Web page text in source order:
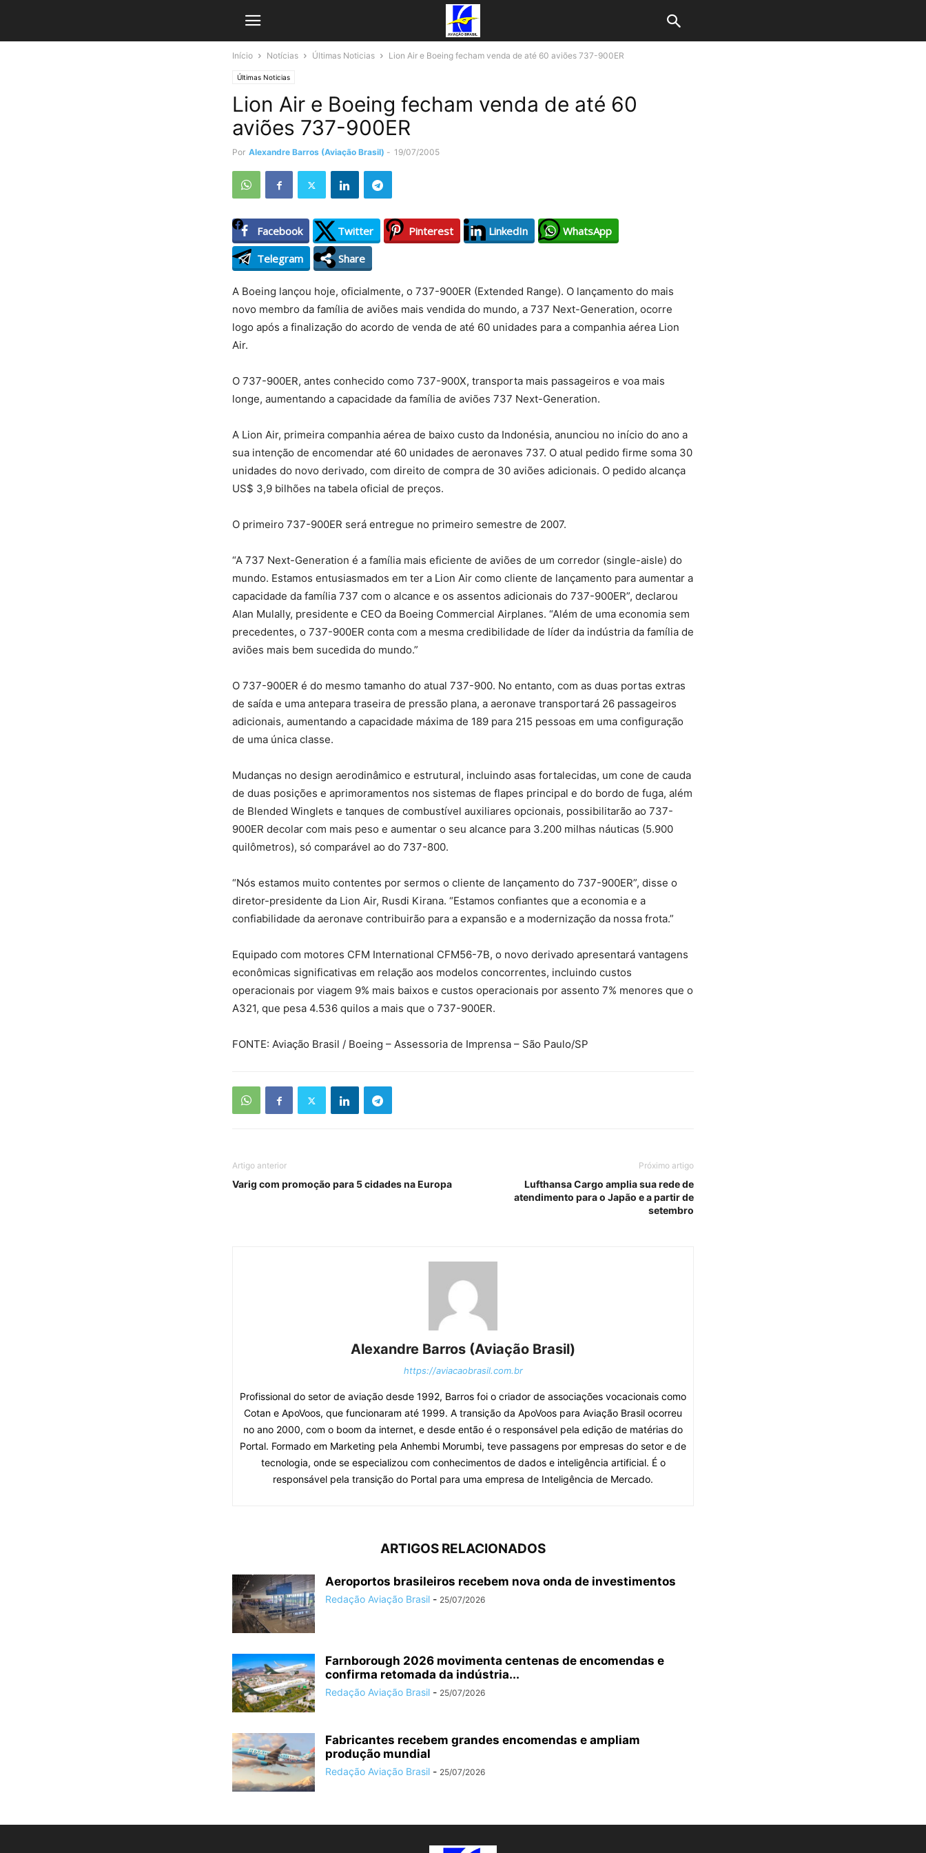
Início Notícias Últimas Noticias Lion Air e Boeing fecham venda de até 60 aviões 737-900ER
Últimas Noticias
Lion Air e Boeing fecham venda de até 60
aviões 737-900ER
Por Alexandre Barros (Aviação Brasil) - 19/07/2005
Facebook Twitter Pinterest LinkedIn
WhatsApp
Telegram
Share
A Boeing lançou hoje, oficialmente, o 737-900ER (Extended Range). O lançamento do mais
novo membro da família de aviões mais vendida do mundo, a 737 Next-Generation, ocorre
logo após a finalização do acordo de venda de até 60 unidades para a companhia aérea Lion
Air.
O 737-900ER, antes conhecido como 737-900X, transporta mais passageiros e voa mais
longe, aumentando a capacidade da família de aviões 737 Next-Generation.
A Lion Air, primeira companhia aérea de baixo custo da Indonésia, anunciou no início do ano a
sua intenção de encomendar até 60 unidades de aeronaves 737. O atual pedido firme soma 30
unidades do novo derivado, com direito de compra de 30 aviões adicionais. O pedido alcança
US$ 3,9 bilhões na tabela oficial de preços.
O primeiro 737-900ER será entregue no primeiro semestre de 2007.
“A 737 Next-Generation é a família mais eficiente de aviões de um corredor (single-aisle) do
mundo. Estamos entusiasmados em ter a Lion Air como cliente de lançamento para aumentar a
capacidade da família 737 com o alcance e os assentos adicionais do 737-900ER”, declarou
Alan Mulally, presidente e CEO da Boeing Commercial Airplanes. “Além de uma economia sem
precedentes, o 737-900ER conta com a mesma credibilidade de líder da indústria da família de
aviões mais bem sucedida do mundo.”
O 737-900ER é do mesmo tamanho do atual 737-900. No entanto, com as duas portas extras
de saída e uma antepara traseira de pressão plana, a aeronave transportará 26 passageiros
adicionais, aumentando a capacidade máxima de 189 para 215 pessoas em uma configuração
de uma única classe.
Mudanças no design aerodinâmico e estrutural, incluindo asas fortalecidas, um cone de cauda
de duas posições e aprimoramentos nos sistemas de flapes principal e do bordo de fuga, além
de Blended Winglets e tanques de combustível auxiliares opcionais, possibilitarão ao 737-
900ER decolar com mais peso e aumentar o seu alcance para 3.200 milhas náuticas (5.900
quilômetros), só comparável ao do 737-800.
“Nós estamos muito contentes por sermos o cliente de lançamento do 737-900ER”, disse o
diretor-presidente da Lion Air, Rusdi Kirana. “Estamos confiantes que a economia e a
confiabilidade da aeronave contribuirão para a expansão e a modernização da nossa frota.”
Equipado com motores CFM International CFM56-7B, o novo derivado apresentará vantagens
econômicas significativas em relação aos modelos concorrentes, incluindo custos
operacionais por viagem 9% mais baixos e custos operacionais por assento 7% menores que o
A321, que pesa 4.536 quilos a mais que o 737-900ER.
FONTE: Aviação Brasil / Boeing – Assessoria de Imprensa – São Paulo/SP
Artigo anterior
Varig com promoção para 5 cidades na Europa
Próximo artigo
Lufthansa Cargo amplia sua rede de
atendimento para o Japão e a partir de
setembro
Alexandre Barros (Aviação Brasil)
https://aviacaobrasil.com.br
Profissional do setor de aviação desde 1992, Barros foi o criador de associações vocacionais como
Cotan e ApoVoos, que funcionaram até 1999. A transição da ApoVoos para Aviação Brasil ocorreu
no ano 2000, com o boom da internet, e desde então é o responsável pela edição de matérias do
Portal. Formado em Marketing pela Anhembi Morumbi, teve passagens por empresas do setor e de
tecnologia, onde se especializou com conhecimentos de dados e inteligência artificial. É o
responsável pela transição do Portal para uma empresa de Inteligência de Mercado.
ARTIGOS RELACIONADOS
Aeroportos brasileiros recebem nova onda de investimentos
Redação Aviação Brasil - 25/07/2026
Farnborough 2026 movimenta centenas de encomendas e
confirma retomada da indústria...
Redação Aviação Brasil - 25/07/2026
Fabricantes recebem grandes encomendas e ampliam
produção mundial
Redação Aviação Brasil - 25/07/2026